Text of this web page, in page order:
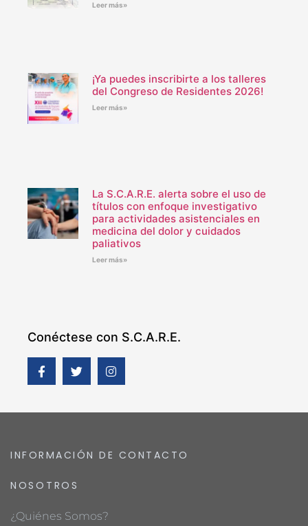
Leer más»
¡Ya puedes inscribirte a los talleres
del Congreso de Residentes 2026!
Leer más»
La S.C.A.R.E. alerta sobre el uso de
títulos con enfoque investigativo
para actividades asistenciales en
medicina del dolor y cuidados
paliativos
Leer más»
Conéctese con S.C.A.R.E.
INFORMACIÓN DE CONTACTO
NOSOTROS
¿Quiénes Somos?